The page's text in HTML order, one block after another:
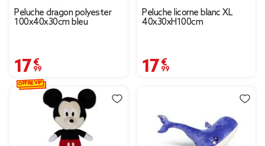
Peluche dragon polyester
100x40x30cm bleu
17,99 €
Peluche licorne blanc XL
40x30xH100cm
17,99 €
OFFRE VIP